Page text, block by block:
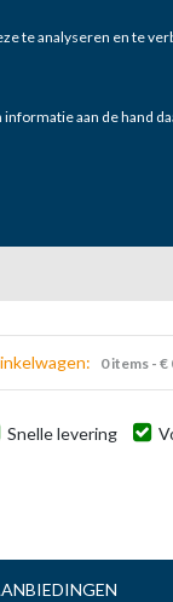
te analyseren en te
aan de hand
0 items - €
Snelle levering